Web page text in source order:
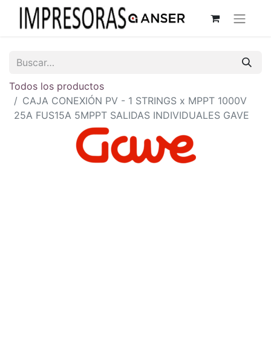
Todos los productos
CAJA CONEXIÓN PV - 1 STRINGS x MPPT 1000V
25A FUS15A 5MPPT SALIDAS INDIVIDUALES GAVE